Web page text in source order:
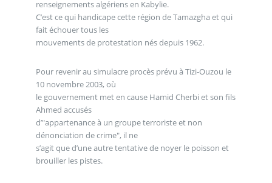
renseignements algériens en Kabylie.
C’est ce qui handicape cette région de Tamazgha et qui
fait échouer tous les
mouvements de protestation nés depuis 1962.
Pour revenir au simulacre procès prévu à Tizi-Ouzou le
10 novembre 2003, où
le gouvernement met en cause Hamid Cherbi et son fils
Ahmed accusés
d’"appartenance à un groupe terroriste et non
dénonciation de crime", il ne
s’agit que d’une autre tentative de noyer le poisson et
brouiller les pistes.